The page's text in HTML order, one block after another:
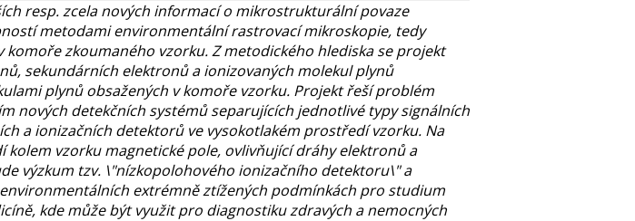
resp. zcela nových informací o mikrostrukturální povaze
metodami environmentální rastrovací mikroskopie, tedy
zkoumaného vzorku. Z metodického hlediska se projekt
sekundárních elektronů a ionizovaných molekul plynů
plynů obsažených v komoře vzorku. Projekt řeší problém
nových detekčních systémů separujících jednotlivé typy signálních
a ionizačních detektorů ve vysokotlakém prostředí vzorku. Na
vzorku magnetické pole, ovlivňující dráhy elektronů a
výzkum tzv. \"nízkopolohového ionizačního detektoru\" a
extrémně ztížených podmínkách pro studium
kde může být využit pro diagnostiku zdravých a nemocných